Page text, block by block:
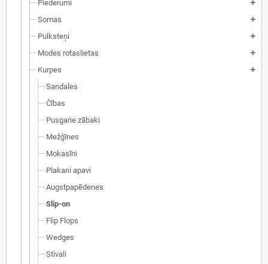
Piederumi add
Somas add
Pulksteņi add
Modes rotaslietas add
Kurpes add
Sandales
Čības
Pusgarie zābaki
Mežģīnes
Mokasīni
Plakani apavi
Augstpapēdenes
Slip-on
Flip Flops
Wedges
Stivali